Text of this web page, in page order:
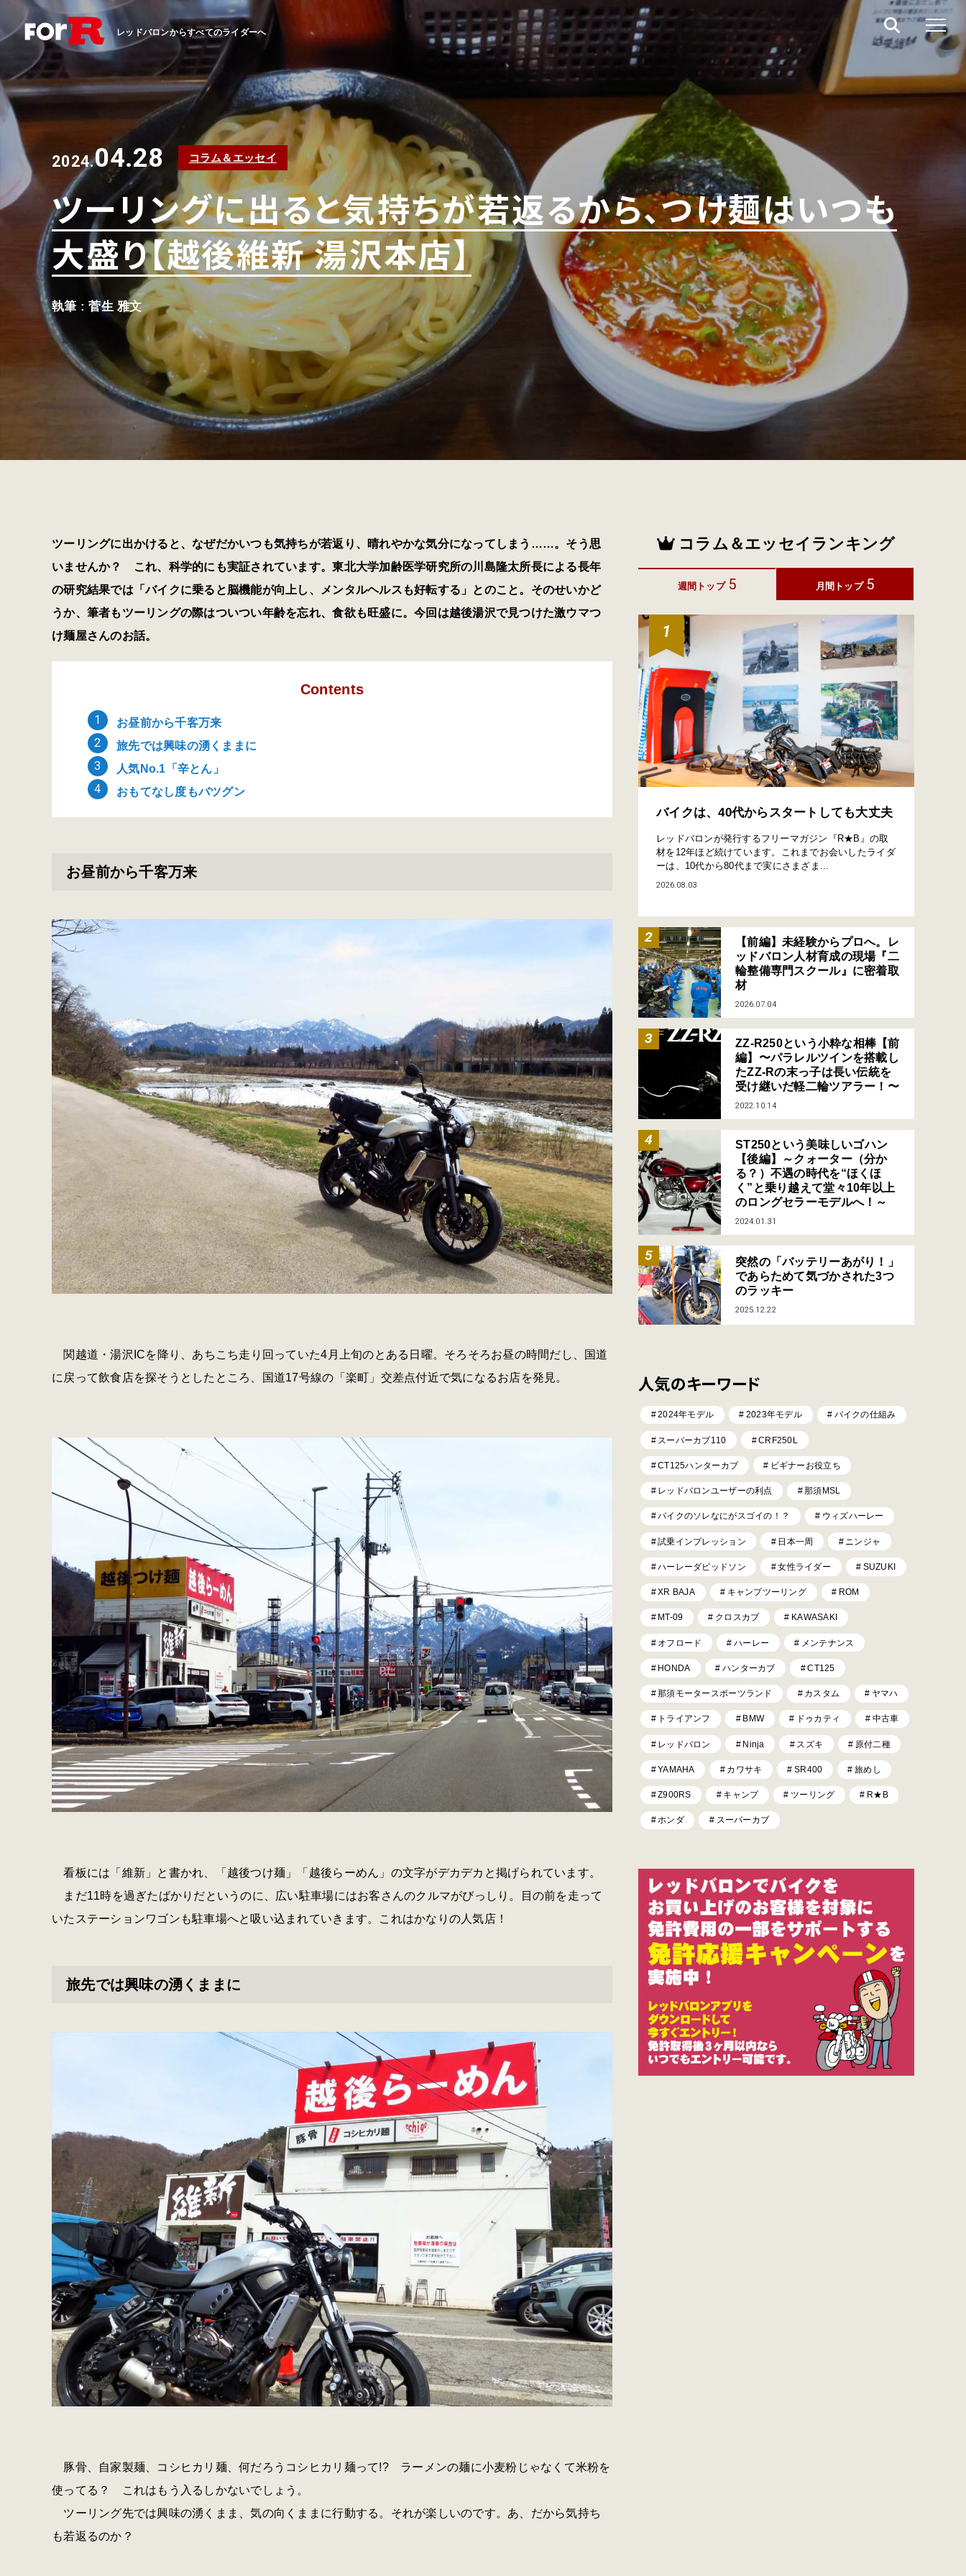
レッドバロンからすべてのライダーへ
2024.04.28 コラム＆エッセイ
ツーリングに出ると気持ちが若返るから、つけ麺はいつも
大盛り【越後維新 湯沢本店】
執筆 : 菅生 雅文
ツーリングに出かけると、なぜだかいつも気持ちが若返り、晴れやかな気分になってしまう……。そう思
いませんか？ これ、科学的にも実証されています。東北大学加齢医学研究所の川島隆太所長による長年
の研究結果では「バイクに乗ると脳機能が向上し、メンタルヘルスも好転する」とのこと。そのせいかど
うか、筆者もツーリングの際はついつい年齢を忘れ、食欲も旺盛に。今回は越後湯沢で見つけた激ウマつ
け麺屋さんのお話。
Contents
お昼前から千客万来
旅先では興味の湧くままに
人気No.1「辛とん」
おもてなし度もバツグン
お昼前から千客万来
関越道・湯沢ICを降り、あちこち走り回っていた4月上旬のとある日曜。そろそろお昼の時間だし、国道
に戻って飲食店を探そうとしたところ、国道17号線の「楽町」交差点付近で気になるお店を発見。
看板には「維新」と書かれ、「越後つけ麺」「越後らーめん」の文字がデカデカと掲げられています。
まだ11時を過ぎたばかりだというのに、広い駐車場にはお客さんのクルマがびっしり。目の前を走って
いたステーションワゴンも駐車場へと吸い込まれていきます。これはかなりの人気店！
旅先では興味の湧くままに
豚骨、自家製麺、コシヒカリ麺、何だろうコシヒカリ麺って!? ラーメンの麺に小麦粉じゃなくて米粉を
使ってる？ これはもう入るしかないでしょう。
ツーリング先では興味の湧くまま、気の向くままに行動する。それが楽しいのです。あ、だから気持ち
も若返るのか？
コラム＆エッセイランキング
週間トップ 5 月間トップ 5
バイクは、40代からスタートしても大丈夫
レッドバロンが発行するフリーマガジン『R★B』の取
材を12年ほど続けています。これまでお会いしたライダ
ーは、10代から80代まで実にさまざま...
2026.08.03
【前編】未経験からプロへ。レ
ッドバロン人材育成の現場『二
輪整備専門スクール』に密着取
材
2026.07.04
ZZ-R250という小粋な相棒【前
編】〜パラレルツインを搭載し
たZZ-Rの末っ子は長い伝統を
受け継いだ軽二輪ツアラー！〜
2022.10.14
ST250という美味しいゴハン
【後編】～クォーター（分か
る？）不遇の時代を“ほくほ
く”と乗り越えて堂々10年以上
のロングセラーモデルへ！～
2024.01.31
突然の「バッテリーあがり！」
であらためて気づかされた3つ
のラッキー
2025.12.22
人気のキーワード
2024年モデル 2023年モデル バイクの仕組み
スーパーカブ110 CRF250L
CT125ハンターカブ ビギナーお役立ち
レッドバロンユーザーの利点 那須MSL
バイクのソレなにがスゴイの！？ ウィズハーレー
試乗インプレッション 日本一周 ニンジャ
ハーレーダビッドソン 女性ライダー SUZUKI
XR BAJA キャンプツーリング ROM
MT-09 クロスカブ KAWASAKI
オフロード ハーレー メンテナンス
HONDA ハンターカブ CT125
那須モータースポーツランド カスタム ヤマハ
トライアンフ BMW ドゥカティ 中古車
レッドバロン Ninja スズキ 原付二種
YAMAHA カワサキ SR400 旅めし
Z900RS キャンプ ツーリング R★B
ホンダ スーパーカブ